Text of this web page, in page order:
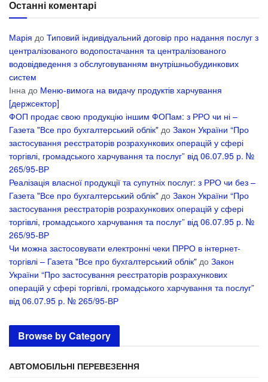
Останні коментарі
Марія до Типовий індивідуальний договір про надання послуг з
централізованого водопостачання та централізованого
водовідведення з обслуговуванням внутрішньобудинкових
систем
Інна до Меню-вимога на видачу продуктів харчування
[держсектор]
ФОП продає свою продукцію іншим ФОПам: з РРО чи ні –
Газета "Все про бухгалтерський облік" до Закон України “Про
застосування реєстраторів розрахункових операцій у сфері
торгівлі, громадського харчування та послуг” від 06.07.95 р. №
265/95-ВР
Реалізація власної продукції та супутніх послуг: з РРО чи без –
Газета "Все про бухгалтерський облік" до Закон України “Про
застосування реєстраторів розрахункових операцій у сфері
торгівлі, громадського харчування та послуг” від 06.07.95 р. №
265/95-ВР
Чи можна застосовувати електронні чеки ПРРО в інтернет-
торгівлі – Газета "Все про бухгалтерський облік" до Закон
України “Про застосування реєстраторів розрахункових
операцій у сфері торгівлі, громадського харчування та послуг”
від 06.07.95 р. № 265/95-ВР
Browse by Category
АВТОМОБІЛЬНІ ПЕРЕВЕЗЕННЯ